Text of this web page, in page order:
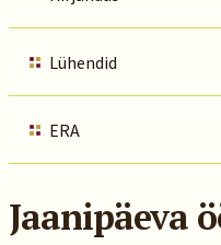
Lühendid
ERA
Jaanipäeva